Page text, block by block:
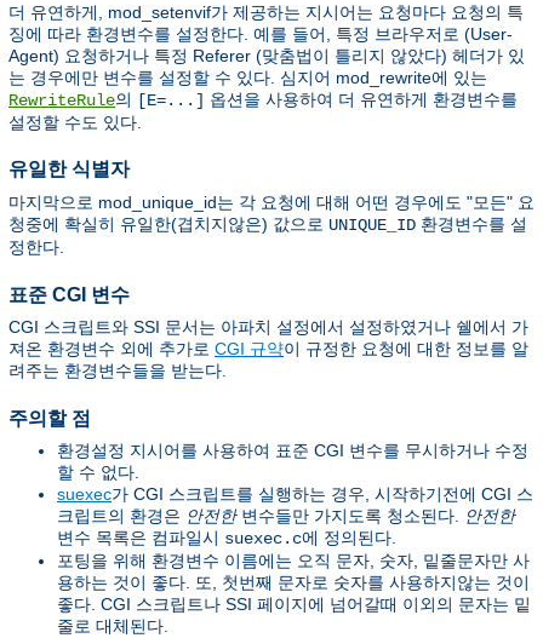
더 유연하게, mod_setenvif가 제공하는 지시어는 요청마다 요청의 특
징에 따라 환경변수를 설정한다. 예를 들어, 특정 브라우저로 (User-
Agent) 요청하거나 특정 Referer (맞춤법이 틀리지 않았다) 헤더가 있
는 경우에만 변수를 설정할 수 있다. 심지어 mod_rewrite에 있는
RewriteRule의 [E=...] 옵션을 사용하여 더 유연하게 환경변수를
설정할 수도 있다.
유일한 식별자
마지막으로 mod_unique_id는 각 요청에 대해 어떤 경우에도 "모든" 요
청중에 확실히 유일한(겹치지않은) 값으로 UNIQUE_ID 환경변수를 설
정한다.
표준 CGI 변수
CGI 스크립트와 SSI 문서는 아파치 설정에서 설정하였거나 쉘에서 가
져온 환경변수 외에 추가로 CGI 규약이 규정한 요청에 대한 정보를 알
려주는 환경변수들을 받는다.
주의할 점
환경설정 지시어를 사용하여 표준 CGI 변수를 무시하거나 수정
할 수 없다.
suexec가 CGI 스크립트를 실행하는 경우, 시작하기전에 CGI 스
크립트의 환경은 안전한변수들만 가지도록 청소된다.
안전한
변수 목록은 컴파일시 suexec.c에 정의된다.
포팅을 위해 환경변수 이름에는 오직 문자, 숫자, 밑줄문자만 사
용하는 것이 좋다. 또, 첫번째 문자로 숫자를 사용하지않는 것이
좋다. CGI 스크립트나 SSI 페이지에 넘어갈때 이외의 문자는 밑
줄로 대체된다.